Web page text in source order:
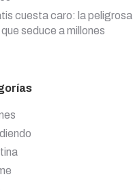
cuesta caro: la peligrosa
que seduce a millones